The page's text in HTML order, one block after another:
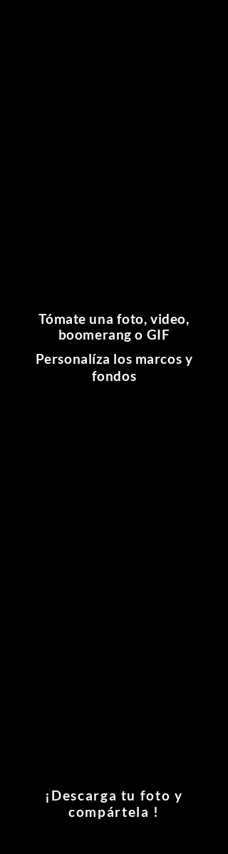
Tómate una foto, video,
boomerang o GIF
Personalíza los marcos y
fondos
¡Descarga tu foto y
compártela !